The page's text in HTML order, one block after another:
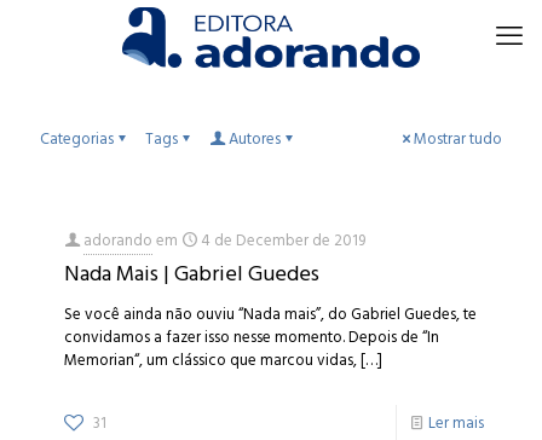
Categorias Tags Autores Mostrar tudo
adorandoem 4 de December de 2019
Nada Mais | Gabriel Guedes
Se você ainda não ouviu “Nada mais”, do Gabriel Guedes, te
convidamos a fazer isso nesse momento. Depois de “In
Memorian“, um clássico que marcou vidas,[…]
31 Ler mais